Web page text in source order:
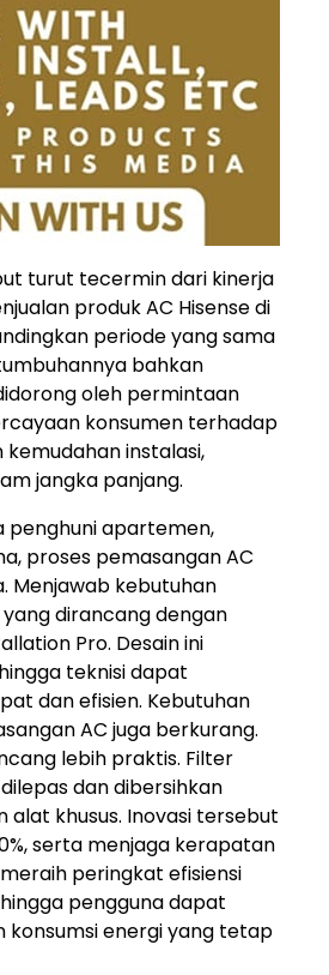
turut tecermin dari kinerja
produk AC Hisense di
periode yang sama
bahkan
oleh permintaan
konsumen terhadap
instalasi,
jangka panjang.
penghuni apartemen,
proses pemasangan AC
Menjawab kebutuhan
dirancang dengan
Pro. Desain ini
teknisi dapat
dan efisien. Kebutuhan
AC juga berkurang.
lebih praktis. Filter
dan dibersihkan
khusus. Inovasi tersebut
serta menjaga kerapatan
peringkat efisiensi
pengguna dapat
energi yang tetap